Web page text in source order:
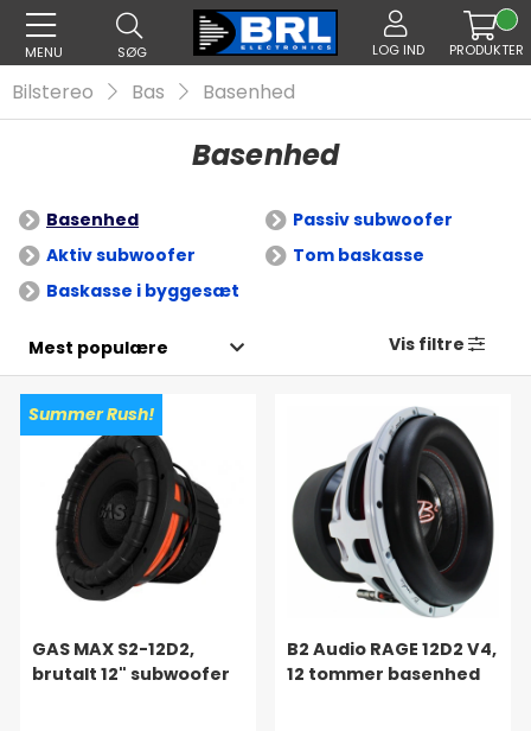
MENU SØG LOG IND PRODUKTER
Bilstereo Bas Basenhed
Basenhed
Basenhed
Passiv subwoofer
Aktiv subwoofer
Tom baskasse
Baskasse i byggesæt
Vis filtre
Summer Rush!
GAS MAX S2-12D2,
brutalt 12" subwoofer
B2 Audio RAGE 12D2 V4,
12 tommer basenhed